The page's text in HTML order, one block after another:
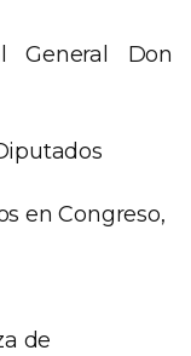
General Don
en Congreso,
de